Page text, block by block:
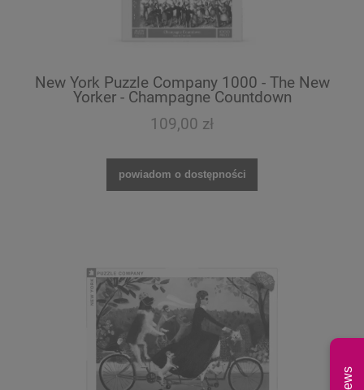
New York Puzzle Company 1000 - The New
Yorker - Champagne Countdown
109,00 zł
powiadom o dostępności
News